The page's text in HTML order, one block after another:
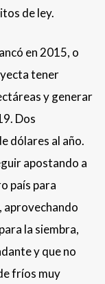
de ley.
en 2015, o
tener
y generar
Dos
dólares al año.
apostando a
país para
aprovechando
la siembra,
y que no
fríos muy